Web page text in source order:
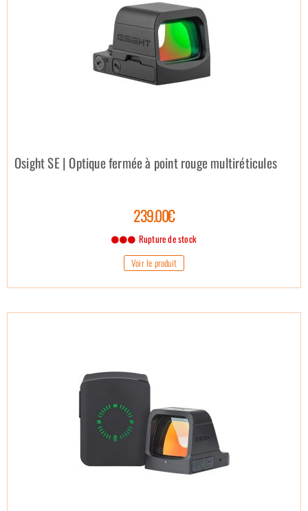
Osight SE | Optique fermée à point rouge multiréticules
239.00€
Rupture de stock
Voir le produit